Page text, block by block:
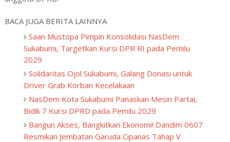
BACA JUGA BERITA LAINNYA
Saan Mustopa Pimpin Konsolidasi NasDem
Sukabumi, Targetkan Kursi DPR RI pada Pemilu
2029
Solidaritas Ojol Sukabumi, Galang Donasi untuk
Driver Grab Korban Kecelakaan
NasDem Kota Sukabumi Panaskan Mesin Partai,
Bidik 7 Kursi DPRD pada Pemilu 2029
Bangun Akses, Bangkitkan Ekonomi! Dandim 0607
Resmikan Jembatan Garuda Cipanas Tahap V